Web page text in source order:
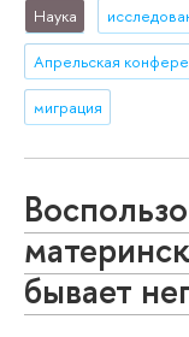
Наука
Апрельская
миграция
бывает